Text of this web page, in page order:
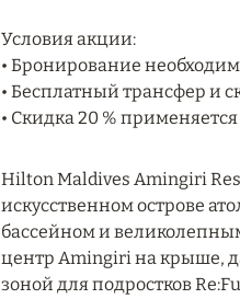
Условия акции:
• Бронирование
• Бесплатный трансфер и
• Скидка 20 %
Hilton Maldives Amingiri
искусственном острове
бассейном и
центр Amingiri на крыше,
зоной для подростков